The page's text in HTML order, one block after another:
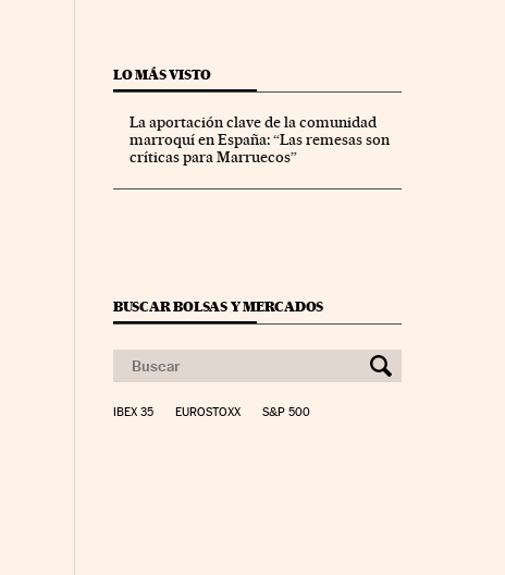
LO MÁS VISTO
La aportación clave de la comunidad
marroquí en España: “Las remesas son
críticas para Marruecos”
BUSCAR BOLSAS Y MERCADOS
IBEX 35 EUROSTOXX S&P 500